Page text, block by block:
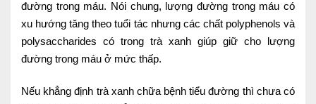
đường trong máu. Nói chung, lượng đường trong máu có
xu hướng tăng theo tuổi tác nhưng các chất polyphenols và
polysaccharides có trong trà xanh giúp giữ cho lượng
đường trong máu ở mức thấp.
Nếu khẳng định trà xanh chữa bệnh tiểu đường thì chưa có